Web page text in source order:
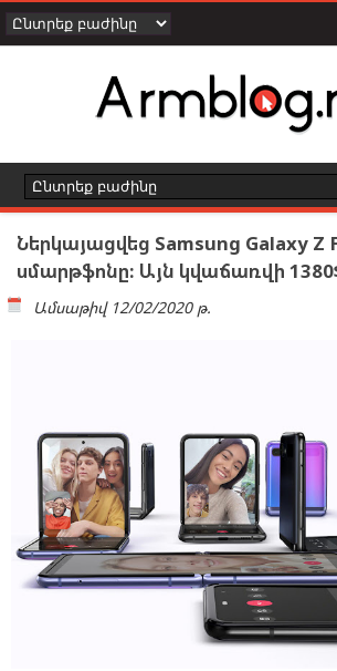
Ներկայացվեց Samsung Galaxy Z
սմարթֆոնը: Այն կվաճառվի
Ամսաթիվ 12/02/2020 թ.